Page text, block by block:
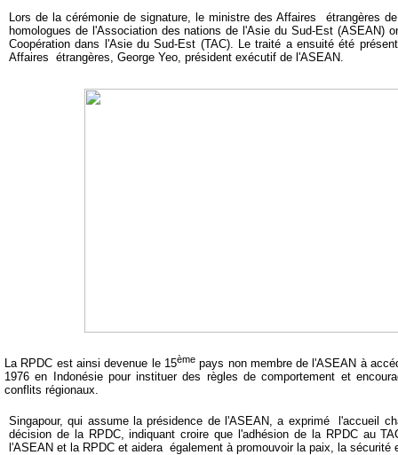
Lors de la cérémonie de signature, le ministre des Affaires étrangères
homologues de l'Association des nations de l'Asie du Sud-Est (ASEAN)
Coopération dans l'Asie du Sud-Est (TAC). Le traité a ensuité été
Affaires étrangères, George Yeo, président exécutif de l'ASEAN.
La RPDC est ainsi devenue le 15èmepays non membre de l'ASEAN à
1976 en Indonésie pour instituer des règles de comportement et
conflits régionaux.
Singapour, qui assume la présidence de l'ASEAN, a exprimé l'accueil
décision de la RPDC, indiquant croire que l'adhésion de la RPDC au
l'ASEAN et la RPDC et aidera également à promouvoir la paix, la sécurité